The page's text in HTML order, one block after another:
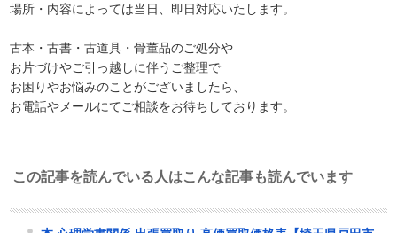
場所・内容によっては当日、即日対応いたします。
古本・古書・古道具・骨董品のご処分や
お片づけやご引っ越しに伴うご整理で
お困りやお悩みのことがございましたら、
お電話やメールにてご相談をお待ちしております。
この記事を読んでいる人はこんな記事も読んでいます